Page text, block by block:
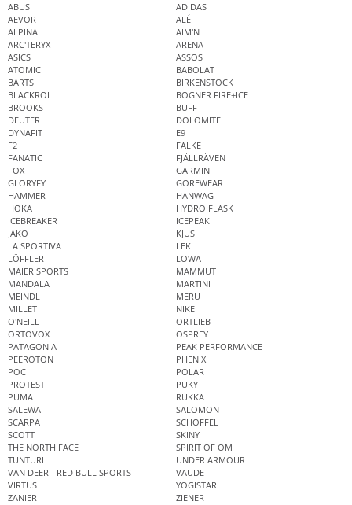
ABUS
ADIDAS
AEVOR
ALÉ
ALPINA
AIM'N
ARC'TERYX
ARENA
ASICS
ASSOS
ATOMIC
BABOLAT
BARTS
BIRKENSTOCK
BLACKROLL
BOGNER FIRE+ICE
BROOKS
BUFF
DEUTER
DOLOMITE
DYNAFIT
E9
F2
FALKE
FANATIC
FJÄLLRÄVEN
FOX
GARMIN
GLORYFY
GOREWEAR
HAMMER
HANWAG
HOKA
HYDRO FLASK
ICEBREAKER
ICEPEAK
JAKO
KJUS
LA SPORTIVA
LEKI
LÖFFLER
LOWA
MAIER SPORTS
MAMMUT
MANDALA
MARTINI
MEINDL
MERU
MILLET
NIKE
O'NEILL
ORTLIEB
ORTOVOX
OSPREY
PATAGONIA
PEAK PERFORMANCE
PEEROTON
PHENIX
POC
POLAR
PROTEST
PUKY
PUMA
RUKKA
SALEWA
SALOMON
SCARPA
SCHÖFFEL
SCOTT
SKINY
THE NORTH FACE
SPIRIT OF OM
TUNTURI
UNDER ARMOUR
VAN DEER - RED BULL SPORTS
VAUDE
VIRTUS
YOGISTAR
ZANIER
ZIENER